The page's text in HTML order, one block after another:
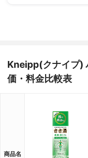
Kneipp(クナイプ)
価・料金比較表
商品名